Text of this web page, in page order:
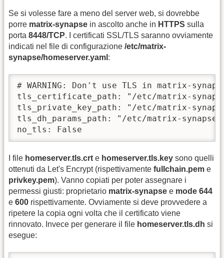
Se si volesse fare a meno del server web, si dovrebbe
porre matrix-synapse in ascolto anche in HTTPS sulla
porta 8448/TCP. I certificati SSL/TLS saranno ovviamente
indicati nel file di configurazione /etc/matrix-
synapse/homeserver.yaml :
# WARNING: Don't use TLS in matrix-
tls_certificate_path: "/etc/matrix-
tls_private_key_path: "/etc/matrix-
tls_dh_params_path: "/etc/matrix-
no_tls: False
I file homeserver.tls.crt e homeserver.tls.key sono quelli
ottenuti da Let's Encrypt (rispettivamente fullchain.pem e
privkey.pem). Vanno copiati per poter assegnare i
permessi giusti: proprietario matrix-synapse e mode 644
e 600 rispettivamente. Ovviamente si deve provvedere a
ripetere la copia ogni volta che il certificato viene
rinnovato. Invece per generare il file homeserver.tls.dh si
esegue: